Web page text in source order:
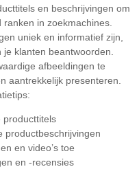
en beschrijvingen om
in zoekmachines.
uniek en informatief zijn,
klanten beantwoorden.
afbeeldingen te
aantrekkelijk presenteren.
producttitels
productbeschrijvingen
en video’s toe
en -recensies